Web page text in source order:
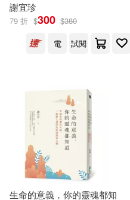
出版社 (可複選)
時報出版(1)
配送方式 (可複選)
可超商取貨(8)
謝宜珍
79 折 $300 $380
電
試閱
生命的意義，你的靈魂都知